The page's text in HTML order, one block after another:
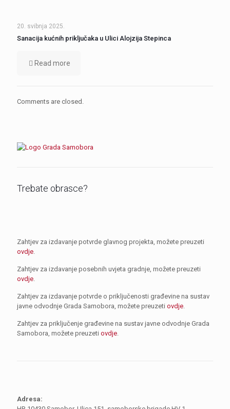
20. svibnja 2025.
Sanacija kućnih priključaka u Ulici Alojzija Stepinca
Read more
Comments are closed.
Trebate obrasce?
Zahtjev za izdavanje potvrde glavnog projekta, možete preuzeti
ovdje.
Zahtjev za izdavanje posebnih uvjeta gradnje, možete preuzeti
ovdje.
Zahtjev za izdavanje potvrde o priključenosti građevine na sustav
javne odvodnje Grada Samobora, možete preuzeti ovdje.
Zahtjev za priključenje građevine na sustav javne odvodnje Grada
Samobora, možete preuzeti ovdje.
Adresa: